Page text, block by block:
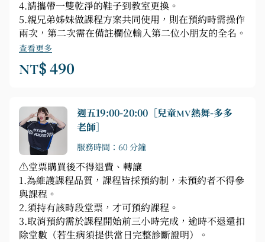
4.請攜帶一雙乾淨的鞋子到教室更換。
5.親兄弟姊妹做課程方案共同使用，則在預約時需操作
兩次，第二次需在備註欄位輸入第二位小朋友的全名。
查看更多
NT$ 490
週五19:00-20:00［兒童MV熱舞-多多
老師］
服務時間：60 分鐘
⚠️堂票購買後不得退費、轉讓
1.為維護課程品質，課程皆採預約制，未預約者不得參
與課程。
2.須持有該時段堂票，才可預約課程。
3.取消預約需於課程開始前三小時完成，逾時不退還扣
除堂數（若生病須提供當日完整診斷證明）。